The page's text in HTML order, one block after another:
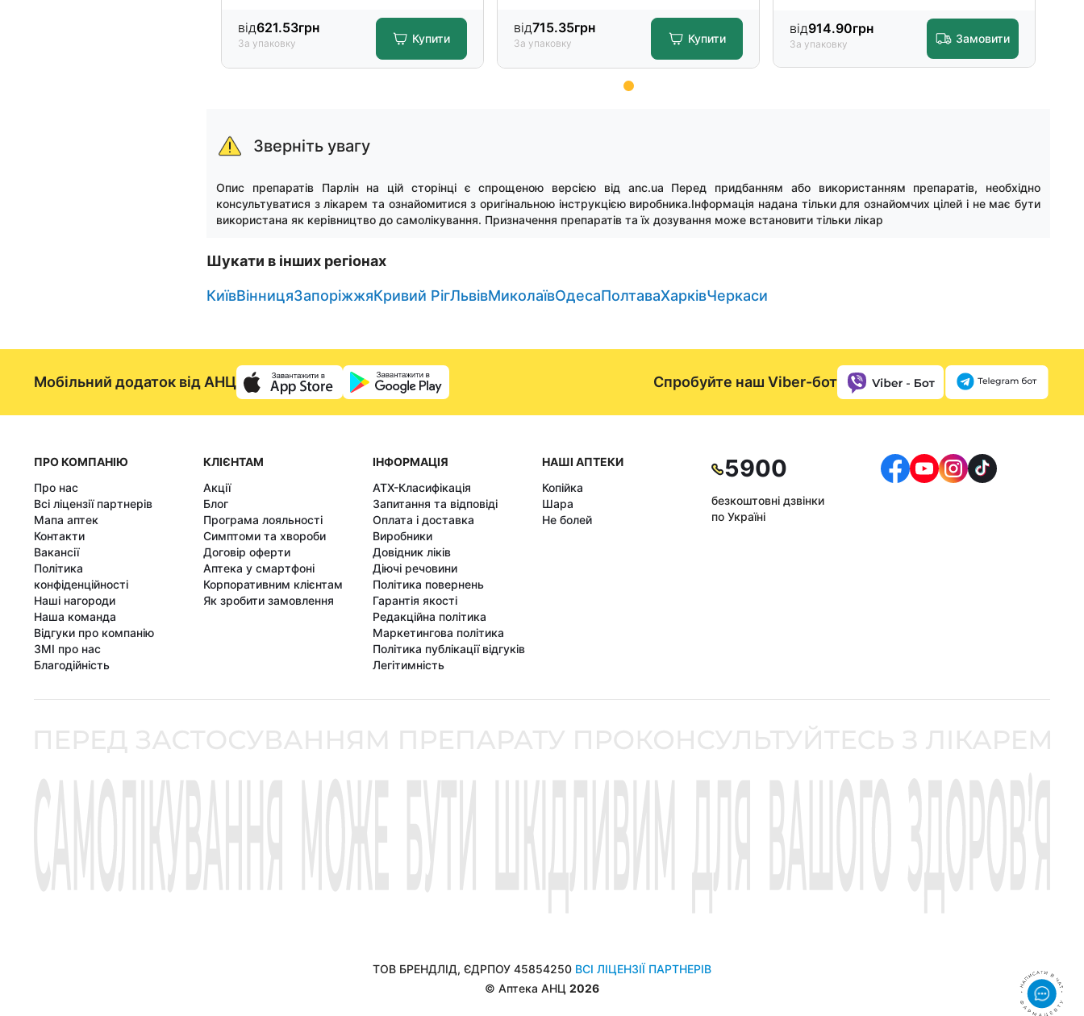
від621.53грн
За упаковку Купити
від715.35грн
За упаковку Купити
від914.90грн
За упаковку Замовити
3
Зверніть увагу
Опис препаратів Парлін на цій сторінці є спрощеною версією від anc.ua Перед придбанням або використанням препаратів, необхідно
консультуватися з лікарем та ознайомитися з оригінальною інструкцією виробника.Інформація надана тільки для ознайомчих цілей і не має бути
використана як керівництво до самолікування. Призначення препаратів та їх дозування може встановити тільки лікар
Шукати в інших регіонах
КиївВінницяЗапоріжжяКривий РігЛьвівМиколаївОдесаПолтаваХарківЧеркаси
Мобільний додаток від АНЦ Спробуйте наш Viber-бот
ПРО КОМПАНІЮ
Про нас
Всі ліцензії партнерів
Мапа аптек
Контакти
Вакансії
Політика
конфіденційності
Наші нагороди
Наша команда
Відгуки про компанію
ЗМІ про нас
Благодійність
КЛІЄНТАМ
Акції
Блог
Програма лояльності
Симптоми та хвороби
Договір оферти
Аптека у смартфоні
Корпоративним клієнтам
Як зробити замовлення
ІНФОРМАЦІЯ
АТХ-Класифікація
Запитання та відповіді
Оплата і доставка
Виробники
Довідник ліків
Діючі речовини
Політика повернень
Гарантія якості
Редакційна політика
Маркетингова політика
Політика публікації відгуків
Легітимність
НАШІ АПТЕКИ
Копійка
Шара
Не болей
5900
безкоштовні дзвінки
по Україні
ТОВ БРЕНДЛІД, ЄДРПОУ 45854250 ВСІ ЛІЦЕНЗІЇ ПАРТНЕРІВ
© Аптека АНЦ 2026